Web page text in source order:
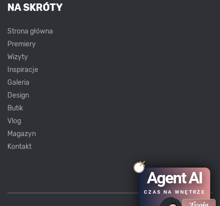
NA SKRÓTY
Strona główna
Premiery
Wizyty
Inspiracje
Galeria
Design
Butik
Vlog
Magazyn
Kontakt
Agent AI
CZAS NA WNĘTRZE